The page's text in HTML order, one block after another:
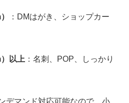
：DMはがき、ショップカー
以上 ：名刺、POP、しっかり
デマンド対応可能なので、小